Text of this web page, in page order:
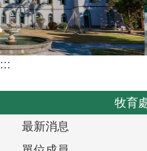
:::
牧育
T
最新消息